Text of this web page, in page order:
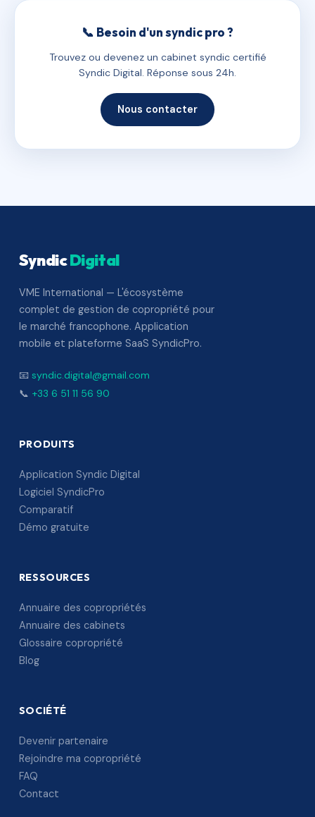
📞 Besoin d'un syndic pro ?
Trouvez ou devenez un cabinet syndic certifié
Syndic Digital. Réponse sous 24h.
Nous contacter
SyndicDigital
VME International — L'écosystème
complet de gestion de copropriété pour
le marché francophone. Application
mobile et plateforme SaaS SyndicPro.
📧 syndic.digital@gmail.com
📞 +33 6 51 11 56 90
PRODUITS
Application Syndic Digital
Logiciel SyndicPro
Comparatif
Démo gratuite
RESSOURCES
Annuaire des copropriétés
Annuaire des cabinets
Glossaire copropriété
Blog
SOCIÉTÉ
Devenir partenaire
Rejoindre ma copropriété
FAQ
Contact